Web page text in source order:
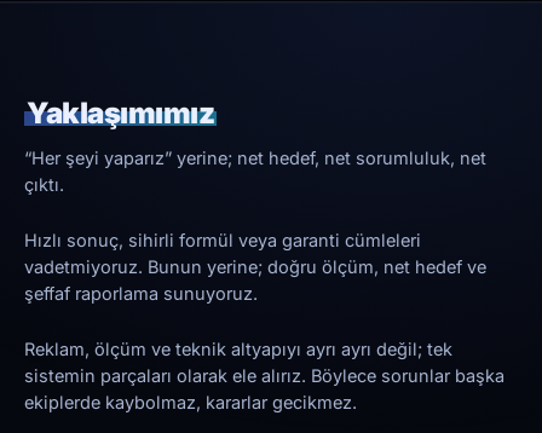
Yaklaşımımız
“Her şeyi yaparız” yerine; net hedef, net sorumluluk, net
çıktı.
Hızlı sonuç, sihirli formül veya garanti cümleleri
vadetmiyoruz. Bunun yerine; doğru ölçüm, net hedef ve
şeffaf raporlama sunuyoruz.
Reklam, ölçüm ve teknik altyapıyı ayrı ayrı değil; tek
sistemin parçaları olarak ele alırız. Böylece sorunlar başka
ekiplerde kaybolmaz, kararlar gecikmez.